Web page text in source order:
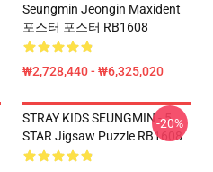
Seungmin Jeongin Maxident
포스터 포스터 RB1608
₩2,728,440 - ₩6,325,020
STRAY KIDS SEUNGMIN - 5
STAR Jigsaw Puzzle RB1608
-20%